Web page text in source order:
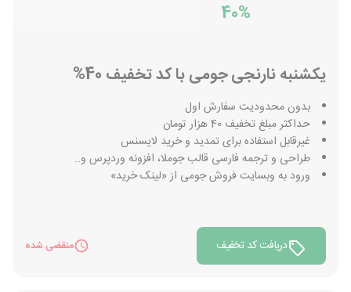
40%
یکشنبه نارنجی جومی با کد تخفیف 40%
بدون محدودیت سفارش اول
حداکثر مبلغ تخفیف 40 هزار تومان
غیرقابل استفاده برای تمدید و خرید لایسنس
طراحی و ترجمه فارسی قالب جوملا، افزونه وردپرس و..
ورود به وبسایت فروش جومی از «لینک خرید»
دریافت کد تخفیف منقضی شده